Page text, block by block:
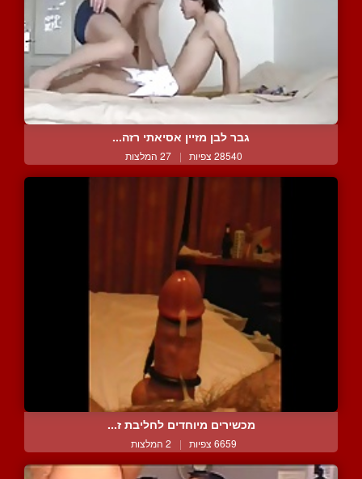
גבר לבן מזיין אסיאתי רזה...
28540 צפיות | 27 המלצות
מכשירים מיוחדים לחליבת ז...
6659 צפיות | 2 המלצות